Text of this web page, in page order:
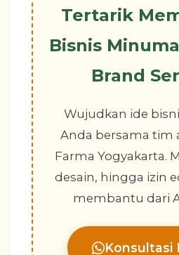
Tertarik
Bisnis
Brand
Wujudkan ide
Anda bersama tim
Farma Yogyakarta.
desain, hingga izin
membantu dari
Konsultasi